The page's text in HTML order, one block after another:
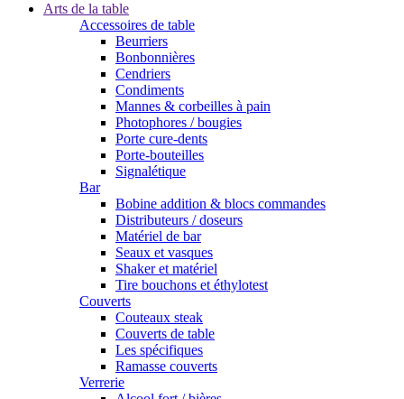
Arts de la table
Accessoires de table
Beurriers
Bonbonnières
Cendriers
Condiments
Mannes & corbeilles à pain
Photophores / bougies
Porte cure-dents
Porte-bouteilles
Signalétique
Bar
Bobine addition & blocs commandes
Distributeurs / doseurs
Matériel de bar
Seaux et vasques
Shaker et matériel
Tire bouchons et éthylotest
Couverts
Couteaux steak
Couverts de table
Les spécifiques
Ramasse couverts
Verrerie